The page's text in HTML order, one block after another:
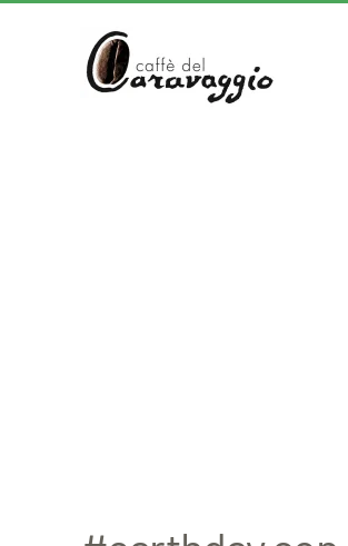
Skip to main content